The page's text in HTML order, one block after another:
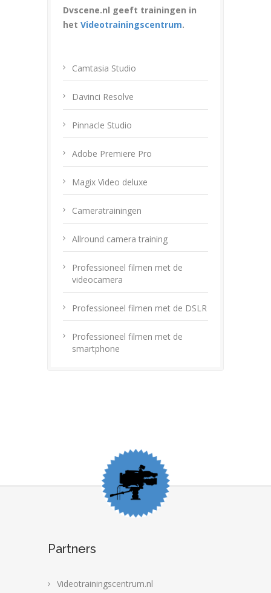
Dvscene.nl geeft trainingen in
het Videotrainingscentrum.
Camtasia Studio
Davinci Resolve
Pinnacle Studio
Adobe Premiere Pro
Magix Video deluxe
Cameratrainingen
Allround camera training
Professioneel filmen met de
videocamera
Professioneel filmen met de DSLR
Professioneel filmen met de
smartphone
Partners
Videotrainingscentrum.nl